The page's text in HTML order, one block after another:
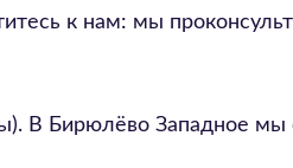
к нам: мы
В Бирюлёво Западное мы